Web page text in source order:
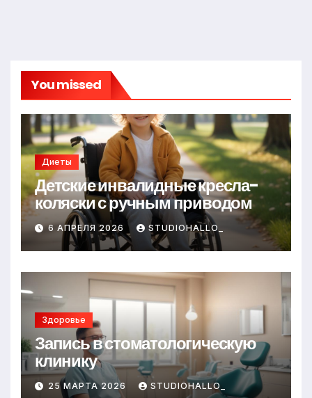
You missed
Диеты
Детские инвалидные кресла-
коляски с ручным приводом
6 АПРЕЛЯ 2026 STUDIOHALLO_
Здоровье
Запись в стоматологическую
клинику
25 МАРТА 2026 STUDIOHALLO_